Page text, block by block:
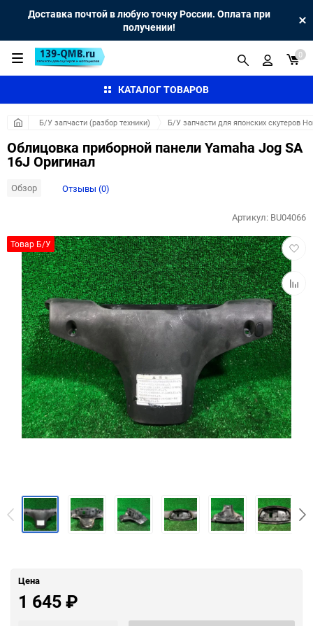
Доставка почтой в любую точку России. Оплата при
получении!
КАТАЛОГ ТОВАРОВ
0
Б/У запчасти (разбор техники) Б/У запчасти для японских скутеров
Облицовка приборной панели Yamaha Jog SA
16J Оригинал
Обзор Отзывы (0)
Товар Б/У
в
к
Артикул: BU04066
Цена
1 645₽